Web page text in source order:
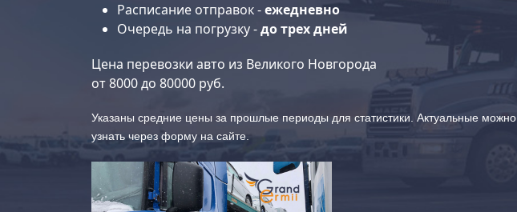
Расписание отправок -ежедневно
Очередь на погрузку -до трех дней
Цена перевозки авто из Великого Новгорода
от8000до 80000 руб.
Указаны средние цены за прошлые периоды для статистики. Актуальные можно
узнать через форму на сайте.